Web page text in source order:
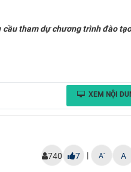
cầu tham dự chương trình đào
XEM NỘI
740 7 | A- A